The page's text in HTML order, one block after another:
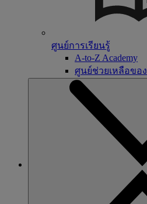
ศูนย์การเรียนรู้
A-to-Z Academy
ศูนย์ช่วยเหลือของ